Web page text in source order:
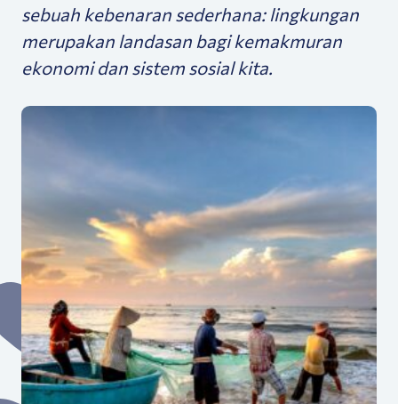
sebuah kebenaran sederhana: lingkungan
merupakan landasan bagi kemakmuran
ekonomi dan sistem sosial kita.